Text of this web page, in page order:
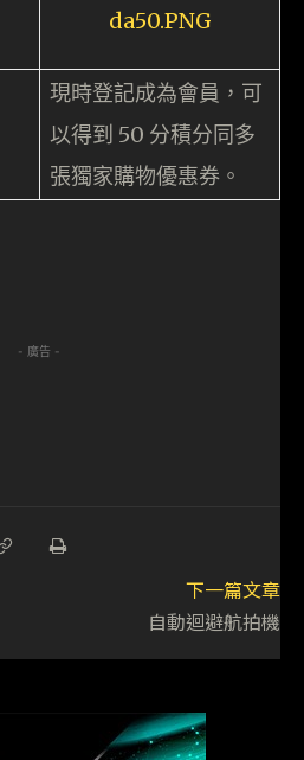
現時登記成為會員，可
以得到 50 分積分同多
張獨家購物優惠券。
- 廣告 -
下一篇文章
自動迴避航拍機